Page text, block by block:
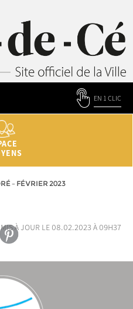
EN 1 CLIC
– FÉVRIER 2023
mis à jour le 08.02.2023 à 09h37